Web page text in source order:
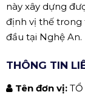
này xây dựng
định vị thế trong
đầu tại Nghệ An.
THÔNG TIN
Tên đơn vị: